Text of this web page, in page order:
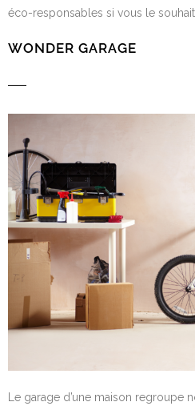
éco-responsables si vous le
WONDER GARAGE
Le garage d’une maison regroupe